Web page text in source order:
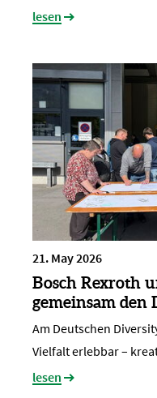
lesen
21. May 2026
Bosch Rexroth
gemeinsam den
Am Deutschen
Vielfalt erlebbar –
lesen